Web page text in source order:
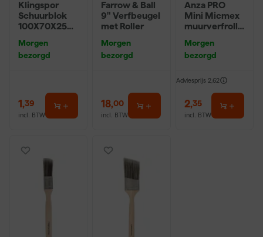
Klingspor
Schuurblok
100X70X25m
P220
Morgen
bezorgd
1,39
incl. BTW
Farrow & Ball
9" Verfbeugel
met Roller
Morgen
bezorgd
18,00
incl. BTW
Anza PRO
Mini Micmex
muurverfrolle
Morgen
bezorgd
Adviesprijs 2,62
2,35
incl. BTW